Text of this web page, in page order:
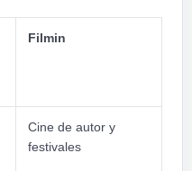
Filmin
Cine de autor y
festivales